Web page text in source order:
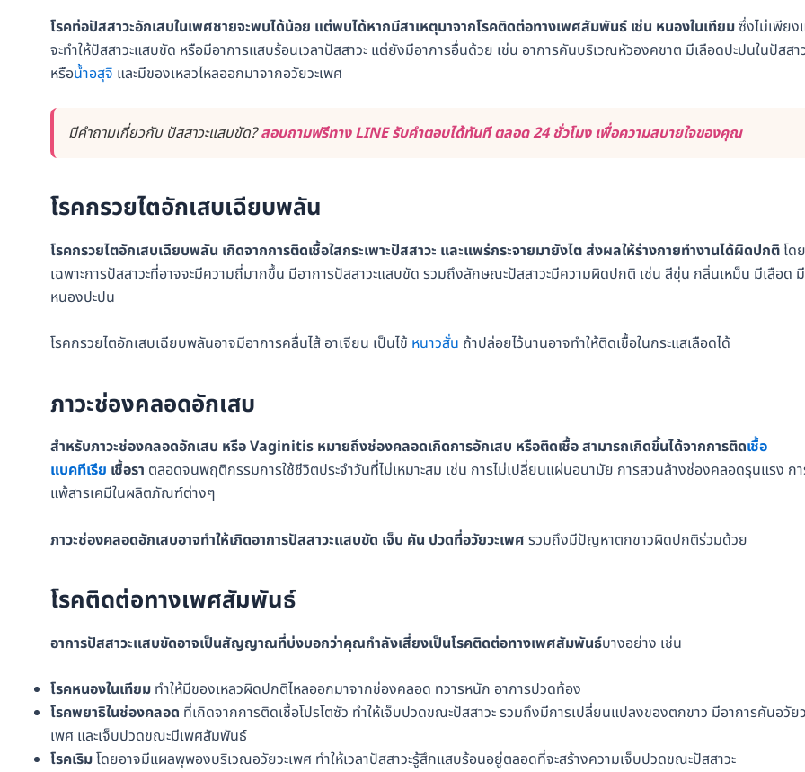
โรคท่อปัสสาวะอักเสบในเพศชายจะพบได้น้อย แต่พบได้หากมีสาเหตุมาจากโรคติดต่อทางเพศสัมพันธ์ เช่น หนองในเทียมซึ่งไม่เพียง
จะทำให้ปัสสาวะแสบขัด หรือมีอาการแสบร้อนเวลาปัสสาวะ แต่ยังมีอาการอื่นด้วย เช่น อาการคันบริเวณหัวองคชาต มีเลือดปะปนในปัสสา
หรือน้ำอสุจิ และมีของเหลวไหลออกมาจากอวัยวะเพศ
มีคำถามเกี่ยวกับ ปัสสาวะแสบขัด?สอบถามฟรีทาง LINE รับคำตอบได้ทันที ตลอด 24 ชั่วโมง เพื่อความสบายใจของคุณ
โรคกรวยไตอักเสบเฉียบพลัน
โรคกรวยไตอักเสบเฉียบพลัน เกิดจากการติดเชื้อใสกระเพาะปัสสาวะ และแพร่กระจายมายังไต ส่งผลให้ร่างกายทำงานได้ผิดปกติโดย
เฉพาะการปัสสาวะที่อาจจะมีความถี่มากขึ้น มีอาการปัสสาวะแสบขัด รวมถึงลักษณะปัสสาวะมีความผิดปกติ เช่น สีขุ่น กลิ่นเหม็น มีเลือด มี
หนองปะปน
โรคกรวยไตอักเสบเฉียบพลันอาจมีอาการคลื่นไส้ อาเจียน เป็นไข้ หนาวสั่น ถ้าปล่อยไว้นานอาจทำให้ติดเชื้อในกระแสเลือดได้
ภาวะช่องคลอดอักเสบ
สำหรับภาวะช่องคลอดอักเสบ หรือ Vaginitis หมายถึงช่องคลอดเกิดการอักเสบ หรือติดเชื้อ สามารถเกิดขึ้นได้จากการติดเชื้อ
แบคทีเรีย เชื้อรา ตลอดจนพฤติกรรมการใช้ชีวิตประจำวันที่ไม่เหมาะสม เช่น การไม่เปลี่ยนแผ่นอนามัย การสวนล้างช่องคลอดรุนแรง ก
แพ้สารเคมีในผลิตภัณฑ์ต่างๆ
ภาวะช่องคลอดอักเสบอาจทำให้เกิดอาการปัสสาวะแสบขัด เจ็บ คัน ปวดที่อวัยวะเพศ รวมถึงมีปัญหาตกขาวผิดปกติร่วมด้วย
โรคติดต่อทางเพศสัมพันธ์
อาการปัสสาวะแสบขัดอาจเป็นสัญญาณที่บ่งบอกว่าคุณกำลังเสี่ยงเป็นโรคติดต่อทางเพศสัมพันธ์บางอย่าง เช่น
โรคหนองในเทียม ทำให้มีของเหลวผิดปกติไหลออกมาจากช่องคลอด ทวารหนัก อาการปวดท้อง
โรคพยาธิในช่องคลอด ที่เกิดจากการติดเชื้อโปรโตซัว ทำให้เจ็บปวดขณะปัสสาวะ รวมถึงมีการเปลี่ยนแปลงของตกขาว มีอาการคันอวัย
เพศ และเจ็บปวดขณะมีเพศสัมพันธ์
โรคเริมโดยอาจมีแผลพุพองบริเวณอวัยวะเพศ ทำให้เวลาปัสสาวะรู้สึกแสบร้อนอยู่ตลอดที่จะสร้างความเจ็บปวดขณะปัสสาวะ